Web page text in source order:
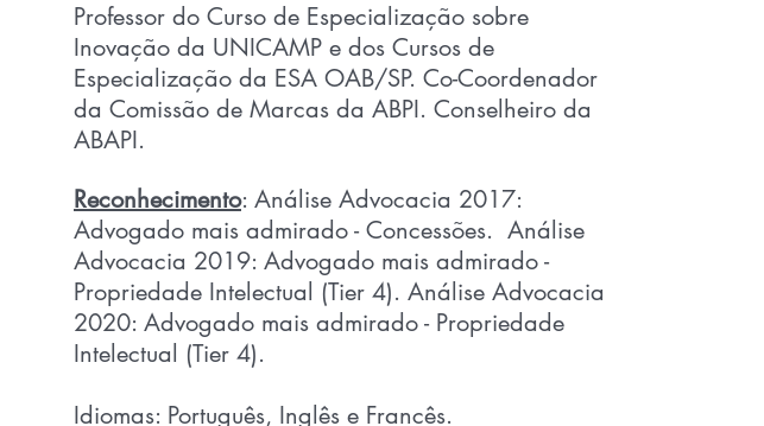
Professor do Curso de Especialização sobre
Inovação da UNICAMP e dos Cursos de
Especialização da ESA OAB/SP. Co-Coordenador
da Comissão de Marcas da ABPI. Conselheiro da
ABAPI.
Reconhecimento: Análise Advocacia 2017:
Advogado mais admirado - Concessões. Análise
Advocacia 2019: Advogado mais admirado -
Propriedade Intelectual (Tier 4). Análise Advocacia
2020: Advogado mais admirado - Propriedade
Intelectual (Tier 4).
Idiomas: Português, Inglês e Francês.